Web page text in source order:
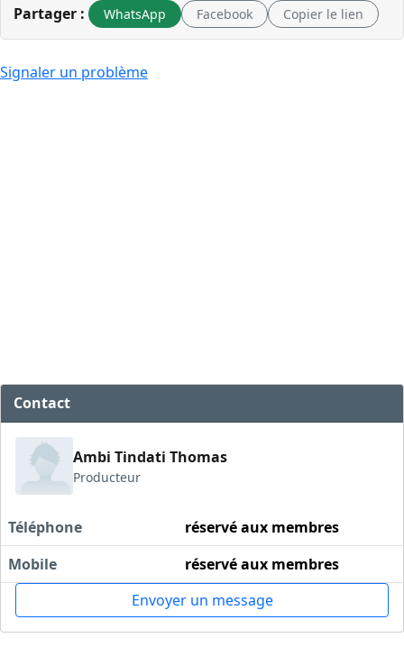
Partager : WhatsApp Facebook Copier le lien
Signaler un problème
Contact
Ambi Tindati Thomas
Producteur
Téléphone
réservé aux membres
Mobile
réservé aux membres
Envoyer un message